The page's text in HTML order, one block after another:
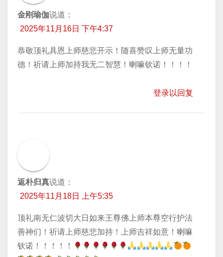
金刚瑜伽说道：
2025年11月16日 下午4:37
恭敬顶礼具恩上师慈悲开示！随喜赞叹上师无量功
德！祈请上师加持我无二智慧！喇嘛钦诺！！！！
登录以回复
返朴归真说道：
2025年11月18日 上午5:35
顶礼南无仁波切大日如来王尊佛上师本尊空行护法
善神们！祈请上师慈悲加持！上师吉祥如意！喇嘛
钦诺！！！！！